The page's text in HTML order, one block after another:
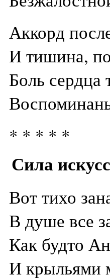
Аккорд
И тишина,
Боль сердца
* * * * *
Сила
Вот тихо
В душе все
Как будто
И крыльями